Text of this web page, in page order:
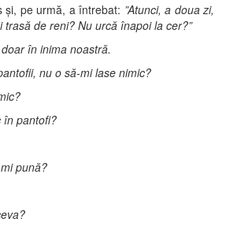
și, pe urmă, a întrebat: ”Atunci, a doua zi,
de reni? Nu urcă înapoi la cer?”
în inima noastră.
nu o să-mi lase nimic?
în pantofi?
pună?